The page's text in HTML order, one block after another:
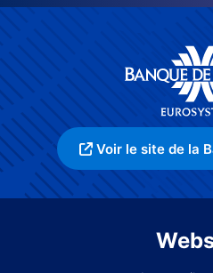
Voir le site de la